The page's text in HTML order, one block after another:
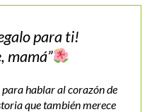
para ti!
mamá”
hablar al corazón de
que también merece